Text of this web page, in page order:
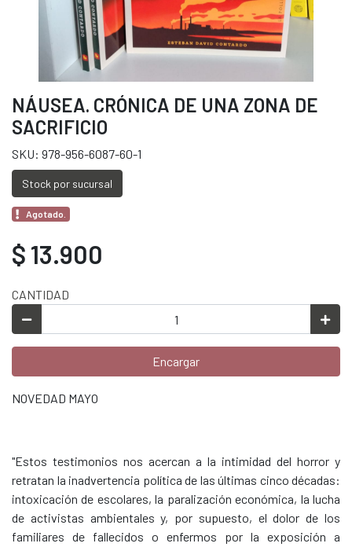
NÁUSEA. CRÓNICA DE UNA ZONA DE
SACRIFICIO
SKU: 978-956-6087-60-1
Stock por sucursal
Agotado.
$ 13.900
CANTIDAD
Encargar
NOVEDAD MAYO
"Estos testimonios nos acercan a la intimidad del horror y
retratan la inadvertencia política de las últimas cinco décadas:
intoxicación de escolares, la paralización económica, la lucha
de activistas ambientales y, por supuesto, el dolor de los
familiares de fallecidos o enfermos por la exposición a